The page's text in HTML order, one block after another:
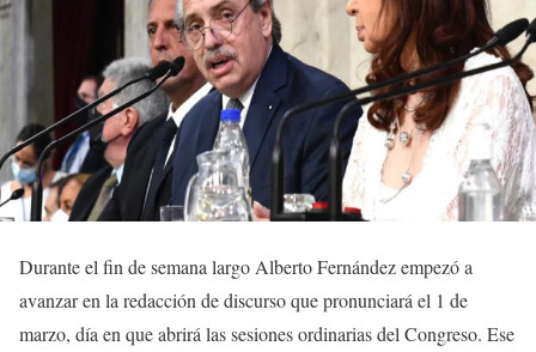
Durante el fin de semana largo Alberto Fernández empezó a
avanzar en la redacción de discurso que pronunciará el 1 de
marzo, día en que abrirá las sesiones ordinarias del Congreso. Ese